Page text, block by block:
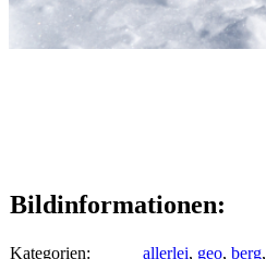
Bildinformationen:
Kategorien: allerlei, geo, berg,